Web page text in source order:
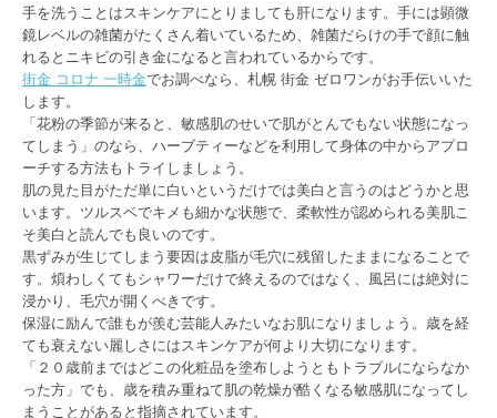
手を洗うことはスキンケアにとりましても肝になります。手には顕微
鏡レベルの雑菌がたくさん着いているため、雑菌だらけの手で顔に触
れるとニキビの引き金になると言われているからです。
街金 コロナ 一時金でお調べなら、札幌 街金 ゼロワンがお手伝いいた
します。
「花粉の季節が来ると、敏感肌のせいで肌がとんでもない状態になっ
てしまう」のなら、ハーブティーなどを利用して身体の中からアプロ
ーチする方法もトライしましょう。
肌の見た目がただ単に白いというだけでは美白と言うのはどうかと思
います。ツルスベでキメも細かな状態で、柔軟性が認められる美肌こ
そ美白と読んでも良いのです。
黒ずみが生じてしまう要因は皮脂が毛穴に残留したままになることで
す。煩わしくてもシャワーだけで終えるのではなく、風呂には絶対に
浸かり、毛穴が開くべきです。
保湿に励んで誰もが羨む芸能人みたいなお肌になりましょう。歳を経
ても衰えない麗しさにはスキンケアが何より大切になります。
「２０歳前まではどこの化粧品を塗布しようともトラブルにならなか
った方」でも、歳を積み重ねて肌の乾燥が酷くなる敏感肌になってし
まうことがあると指摘されています。